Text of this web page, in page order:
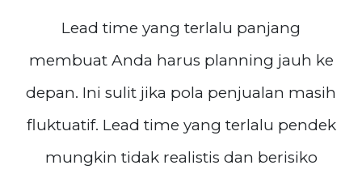
Lead time yang terlalu panjang
membuat Anda harus planning jauh ke
depan. Ini sulit jika pola penjualan masih
fluktuatif. Lead time yang terlalu pendek
mungkin tidak realistis dan berisiko